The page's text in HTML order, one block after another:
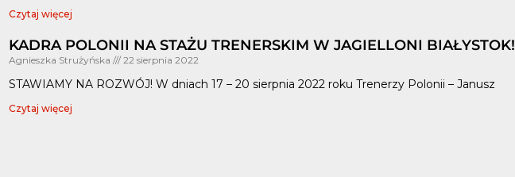
Czytaj więcej
KADRA POLONII NA STAŻU TRENERSKIM W JAGIELLONI BIAŁYSTOK!
Agnieszka Strużyńska 22 sierpnia 2022
STAWIAMY NA ROZWÓJ! W dniach 17 – 20 sierpnia 2022 roku Trenerzy Polonii – Janusz
Czytaj więcej